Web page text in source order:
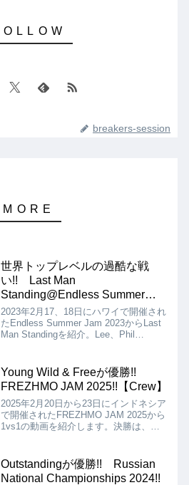
breakers-session
世界トップレベルの過酷な戦
い!! Last Man
Standing@Endless Summer
Jam 2023
2023年2月17、18日にハワイで開催され
たEndless Summer Jam 2023からLast
Man Standingを紹介。Lee、Phil
Young Wild & Freeが優勝!!
FREZHMO JAM 2025!!【Crew】
2025年2月20日から23日にインドネシア
で開催されたFREZHMO JAM 2025から
1vs1の動画を紹介します。決勝は、
優勝となりました!!
Outstandingが優勝!! Russian
National Championships 2024!!